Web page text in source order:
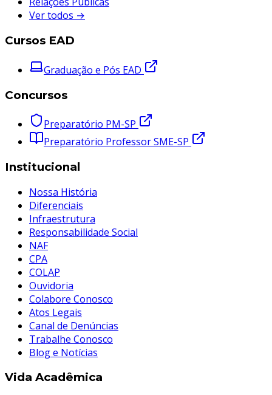
Ver todos →
Cursos EAD
Graduação e Pós EAD
Concursos
Preparatório PM-SP
Preparatório Professor SME-SP
Institucional
Nossa História
Diferenciais
Infraestrutura
Responsabilidade Social
NAF
CPA
COLAP
Ouvidoria
Colabore Conosco
Atos Legais
Canal de Denúncias
Trabalhe Conosco
Blog e Notícias
Vida Acadêmica